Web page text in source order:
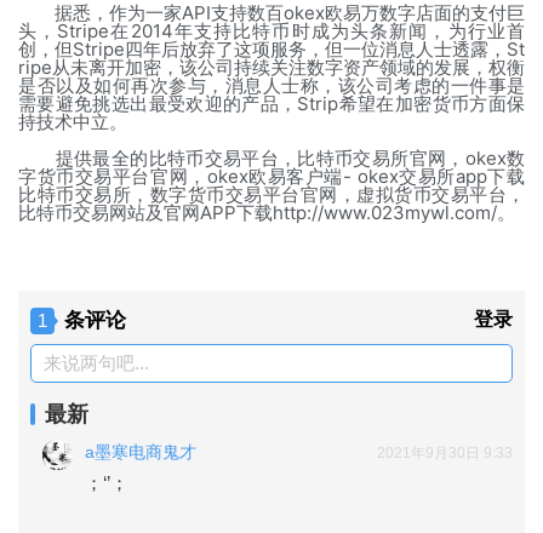
据悉，作为一家API支持数百okex欧易万数字店面的支付巨
头，Stripe在2014年支持比特币时成为头条新闻，为行业首
创，但Stripe四年后放弃了这项服务，但一位消息人士透露，St
ripe从未离开加密，该公司持续关注数字资产领域的发展，权衡
是否以及如何再次参与，消息人士称，该公司考虑的一件事是
需要避免挑选出最受欢迎的产品，Strip希望在加密货币方面保
持技术中立。
提供最全的比特币交易平台，比特币交易所官网，okex数
字货币交易平台官网，okex欧易客户端- okex交易所app下载
比特币交易所，数字货币交易平台官网，虚拟货币交易平台，
比特币交易网站及官网APP下载http://www.023mywl.com/。
1 条评论 登录
来说两句吧...
最新
a墨寒电商鬼才 2021年9月30日 9:33
；‘’；